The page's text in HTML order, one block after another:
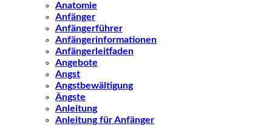
Anatomie
Anfänger
Anfängerführer
Anfängerinformationen
Anfängerleitfaden
Angebote
Angst
Angstbewältigung
Ängste
Anleitung
Anleitung für Anfänger